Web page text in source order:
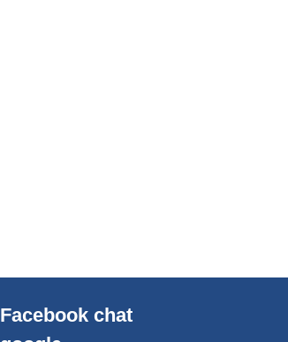
Facebook chat